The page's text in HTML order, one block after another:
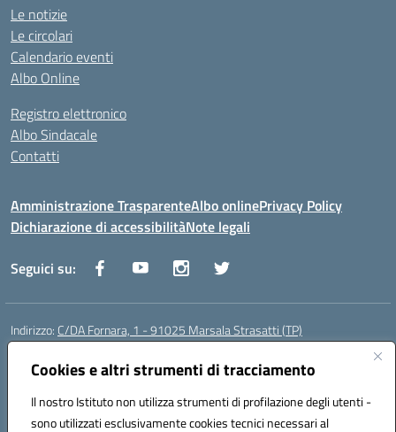
Cookies e altri strumenti di tracciamento
Il nostro Istituto non utilizza strumenti di profilazione degli utenti -
sono utilizzati esclusivamente cookies tecnici necessari al
Le notizie
Le circolari
Calendario eventi
Albo Online
Registro elettronico
Albo Sindacale
Contatti
Amministrazione TrasparenteAlbo onlinePrivacy Policy
Dichiarazione di accessibilitàNote legali
Seguici su:
Indirizzo: C/DA Fornara, 1 - 91025 Marsala Strasatti (TP)
Centralino:
Posta elettronica certificata (PEC):tpic81600v@pec.istruzione.it
Codice fiscale: 82006360810
Codice meccanografico:TPIC81600V